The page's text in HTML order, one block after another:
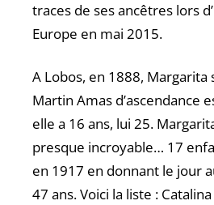
traces de ses ancêtres lors
Europe en mai 2015.
A Lobos, en 1888, Margarita
Martin Amas d’ascendance
elle a 16 ans, lui 25.
presque incroyable… 17
en 1917 en donnant le jour
47 ans. Voici la liste :